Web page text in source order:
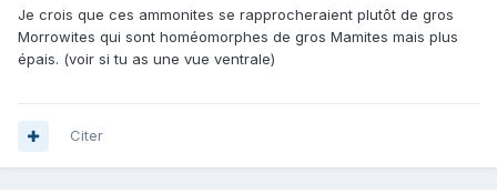
Je crois que ces ammonites se rapprocheraient plutôt de gros
Morrowites qui sont homéomorphes de gros Mamites mais plus
épais. (voir si tu as une vue ventrale)
Citer